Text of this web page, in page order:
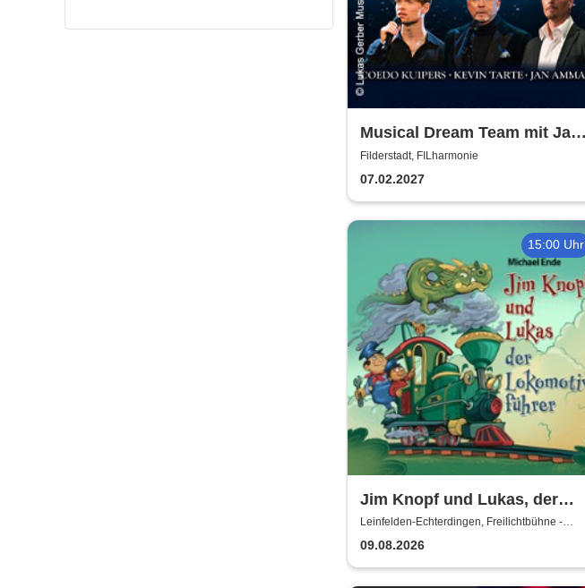
Musical Dream Team mit Jan
Ammann, Kevin Tarte, Oedo
Kuipers
Filderstadt, FILharmonie
07.02.2027
15:00 Uhr
Jim Knopf und Lukas, der
Lokomotivführer - Theater
unter den Kuppeln
Leinfelden-Echterdingen, Freilichtbühne -
Theater u. d. Kuppeln
09.08.2026